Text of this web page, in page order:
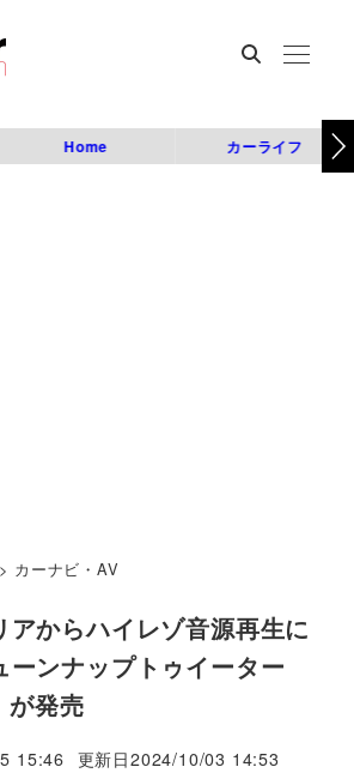
Home カーライフ
> カーナビ・AV
アからハイレゾ音源再生に
ーンナップトゥイーター
が発売
15:46 更新日2024/10/03 14:53